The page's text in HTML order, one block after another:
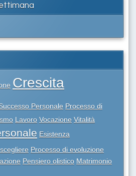
Crescita
Personale Processo di
Lavoro Vocazione Vitalità
Esistenza
Processo di evoluzione
Pensiero olistico Matrimonio